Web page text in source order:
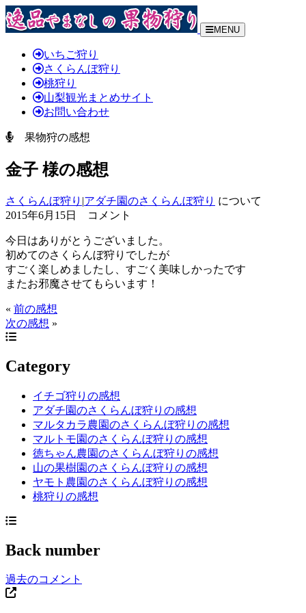
MENU
いちご狩り
さくらんぼ狩り
桃狩り
山梨観光まとめサイト
お問い合わせ
果物狩の感想
金子 様の感想
さくらんぼ狩り |アダチ園のさくらんぼ狩り について
2015年6月15日 コメント
今日はありがとうございました。
初めてのさくらんぼ狩りでしたが
すごく楽しめましたし、すごく美味しかったです
またお邪魔させてもらいます！
« 前の感想
次の感想 »
Category
イチゴ狩りの感想
アダチ園のさくらんぼ狩りの感想
マルタカラ農園のさくらんぼ狩りの感想
マルトモ園のさくらんぼ狩りの感想
徳ちゃん農園のさくらんぼ狩りの感想
山の果樹園のさくらんぼ狩りの感想
ヤモト農園のさくらんぼ狩りの感想
桃狩りの感想
Back number
過去のコメント